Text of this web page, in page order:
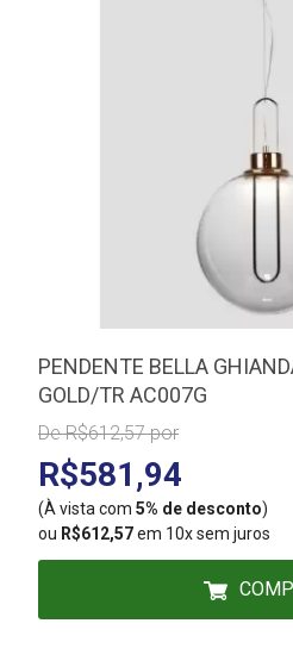
PENDENTE BELLA
GOLD/TR AC007G
De R$612,57 por
R$581,94
(À vista com 5% de desconto)
ou R$612,57em 10x sem juros